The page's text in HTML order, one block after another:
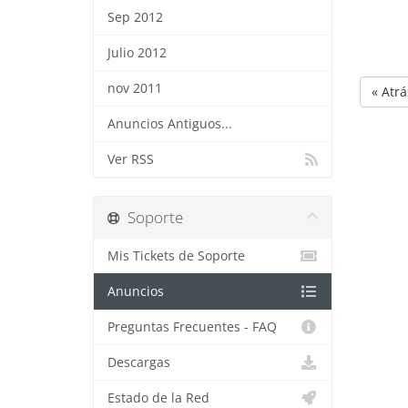
Sep 2012
Julio 2012
nov 2011
Anuncios Antiguos...
Ver RSS
«
Soporte
Mis Tickets de Soporte
Anuncios
Preguntas Frecuentes - FAQ
Descargas
Estado de la Red